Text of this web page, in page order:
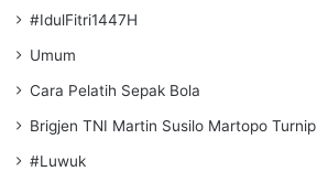
#IdulFitri1447H
Umum
Cara Pelatih Sepak Bola
Brigjen TNI Martin Susilo Martopo Turnip
#Luwuk